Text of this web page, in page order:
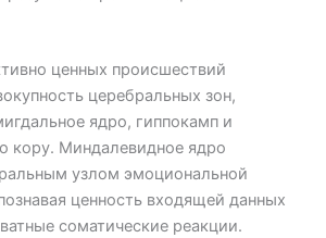
ценных происшествий
церебральных зон,
ядро, гиппокамп и
кору. Миндалевидное ядро
узлом эмоциональной
ценность входящей данных
соматические реакции.